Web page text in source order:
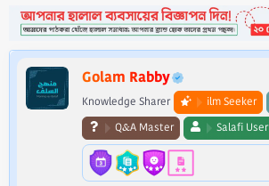
t
a
r
t
e
r
t
e
Golam Rabby
Knowledge Sharer ilm Seeker
Q&A Master
Salafi User